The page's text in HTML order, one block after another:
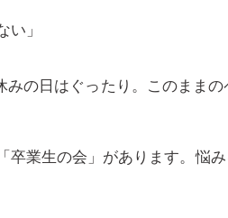
」
の日はぐったり。このまま
卒業生の会」があります。悩